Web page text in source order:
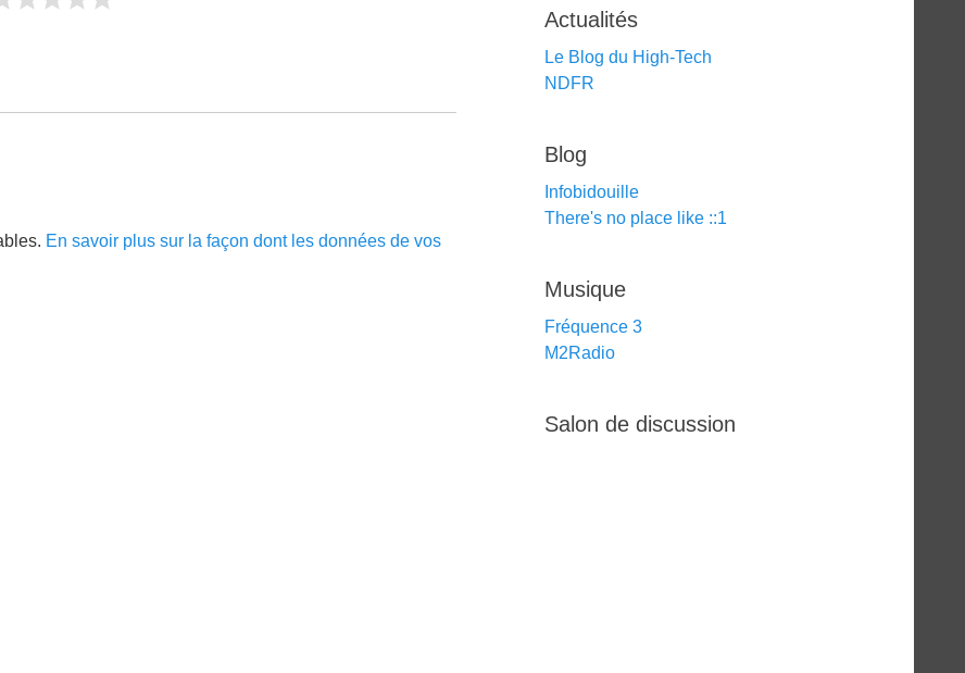
En savoir plus sur la façon dont les données de vos
Actualités
Le Blog du High-Tech
NDFR
Blog
Infobidouille
There's no place like ::1
Musique
Fréquence 3
M2Radio
Salon de discussion